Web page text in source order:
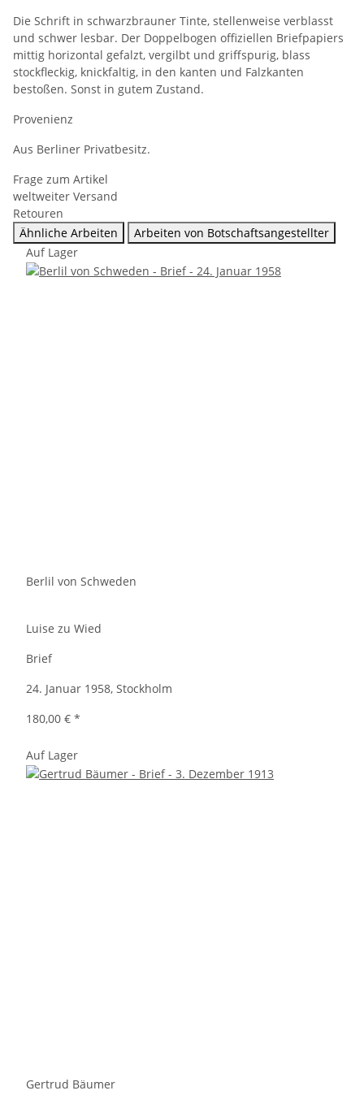
Die Schrift in schwarzbrauner Tinte, stellenweise verblasst
und schwer lesbar. Der Doppelbogen offiziellen Briefpapiers
mittig horizontal gefalzt, vergilbt und griffspurig, blass
stockfleckig, knickfaltig, in den kanten und Falzkanten
bestoßen. Sonst in gutem Zustand.
Provenienz
Aus Berliner Privatbesitz.
Frage zum Artikel
weltweiter Versand
Retouren
Ähnliche Arbeiten
Arbeiten von Botschaftsangestellter
Auf Lager
Berlil von Schweden
Luise zu Wied
Brief
24. Januar 1958, Stockholm
180,00 € *
Auf Lager
Gertrud Bäumer